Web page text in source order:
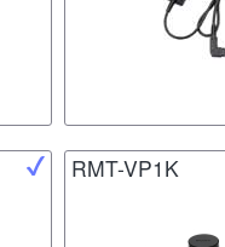
RMT-VP1K